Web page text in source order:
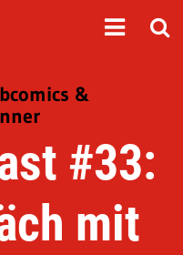
&
#33:
mit